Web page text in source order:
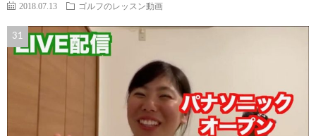
2018.07.13 ゴルフのレッスン動画